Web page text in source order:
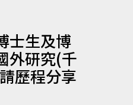
士生及博
外研究(千
歷程分享